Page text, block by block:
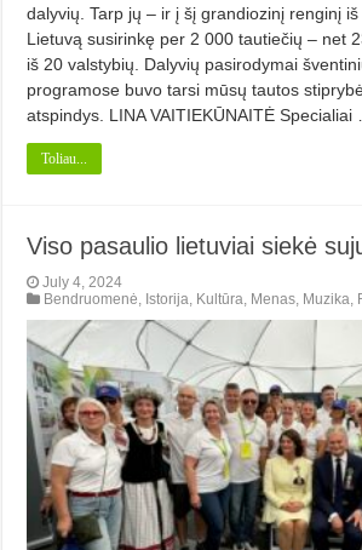
dalyvių. Tarp jų – ir į šį grandiozinį renginį
Lietuvą susirinkę per 2 000 tautiečių – net
iš 20 valstybių. Dalyvių pasirodymai
programose buvo tarsi mūsų tautos
atspindys. LINA VAITIEKŪNAITĖ Specialiai
Toliau...
Viso pasaulio lietuviai siekė
July 4, 2024
Bendruomenė, Istorija, Kultūra, Menas, Muzika,